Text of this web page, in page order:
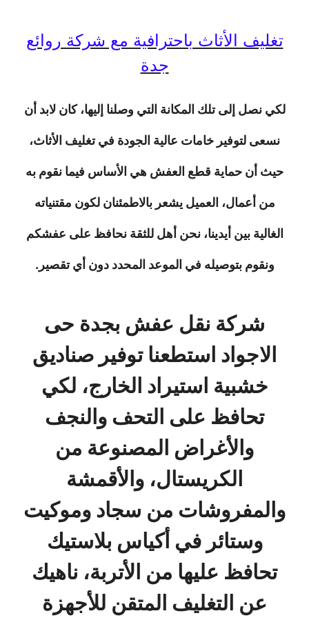
تغليف الأثاث باحترافية مع شركة روائع
جدة
لكي نصل إلى تلك المكانة التي وصلنا إليها، كان لابد أن
نسعى لتوفير خامات عالية الجودة في تغليف الأثاث،
حيث أن حماية قطع العفش هي الأساس فيما نقوم به
من أعمال، العميل يشعر بالاطمئنان لكون مقتنياته
الغالية بين أيدينا، نحن أهل للثقة نحافظ على عفشكم
ونقوم بتوصيله في الموعد المحدد دون أي تقصير.
شركة نقل عفش بجدة حى
الاجواد استطعنا توفير صناديق
خشبية استيراد الخارج، لكي
تحافظ على التحف والنجف
والأغراض المصنوعة من
الكريستال، والأقمشة
والمفروشات من سجاد وموكيت
وستائر في أكياس بلاستيك
تحافظ عليها من الأتربة، ناهيك
عن التغليف المتقن للأجهزة